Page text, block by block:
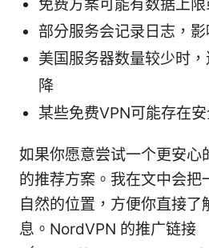
免费方案可能有数据上
部分服务会记录日志，
美国服务器数量较少时
降
某些免费VPN可能存在
如果你愿意尝试一个更安心
的推荐方案。我在文中会把
自然的位置，方便你直接了
息。NordVPN 的推广链接